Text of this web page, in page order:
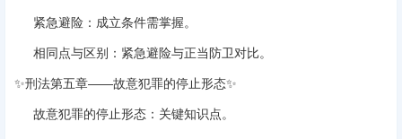
紧急避险 ‌：成立条件需掌握。
相同点与区别 ‌：紧急避险与正当防卫对比。
✨‌刑法第五章——故意犯罪的停止形态‌✨
故意犯罪的停止形态 ‌：关键知识点。